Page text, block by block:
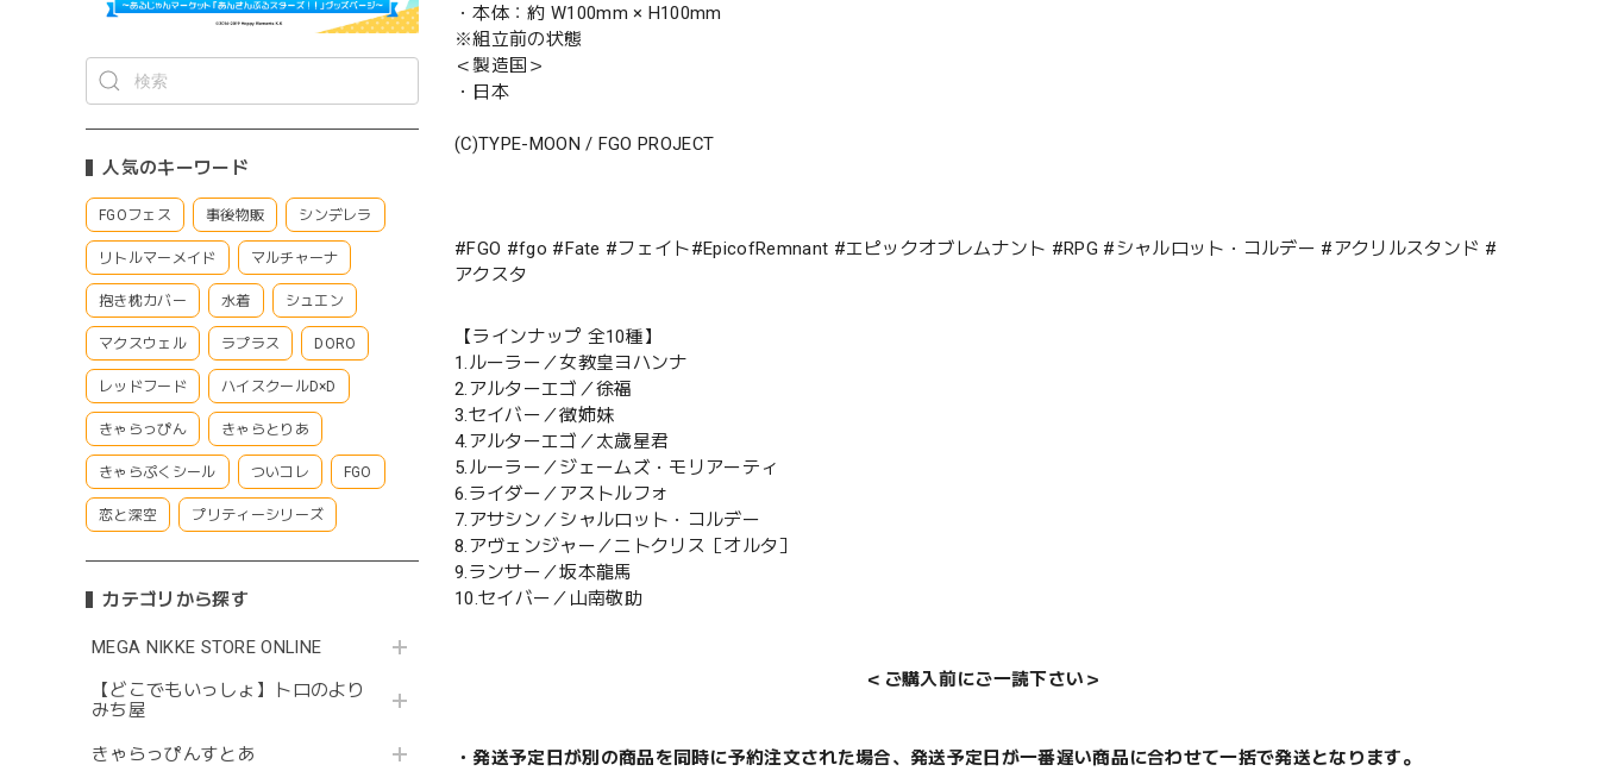
人気のキーワード
FGOフェス 事後物販 シンデレラ
リトルマーメイド マルチャーナ
抱き枕カバー 水着 シュエン
マクスウェル ラプラス DORO
レッドフード ハイスクールD×D
きゃらっぴん きゃらとりあ
きゃらぷくシール ついコレ FGO
恋と深空 プリティーシリーズ
カテゴリから探す
MEGA NIKKE STORE ONLINE
【どこでもいっしょ】トロのより
みち屋
きゃらっぴんすとあ
・本体：約 W100mm × H100mm
※組立前の状態
＜製造国＞
・日本
(C)TYPE-MOON / FGO PROJECT
#FGO #fgo #Fate #フェイト#EpicofRemnant #エピックオブレムナント #RPG #シャルロット・コルデー #アクリルスタンド #
アクスタ
【ラインナップ 全10種】
1.ルーラー／女教皇ヨハンナ
2.アルターエゴ／徐福
3.セイバー／徴姉妹
4.アルターエゴ／太歳星君
5.ルーラー／ジェームズ・モリアーティ
6.ライダー／アストルフォ
7.アサシン／シャルロット・コルデー
8.アヴェンジャー／ニトクリス［オルタ］
9.ランサー／坂本龍馬
10.セイバー／山南敬助
＜ご購入前にご一読下さい＞
・発送予定日が別の商品を同時に予約注文された場合、発送予定日が一番遅い商品に合わせて一括で発送となります。